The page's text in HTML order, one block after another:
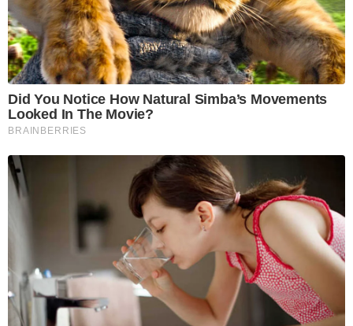
Did You Notice How Natural Simba’s Movements
Looked In The Movie?
BRAINBERRIES